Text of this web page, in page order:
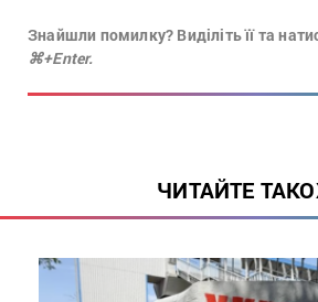
Знайшли помилку? Виділіть її та
⌘+Enter.
ЧИТАЙТЕ